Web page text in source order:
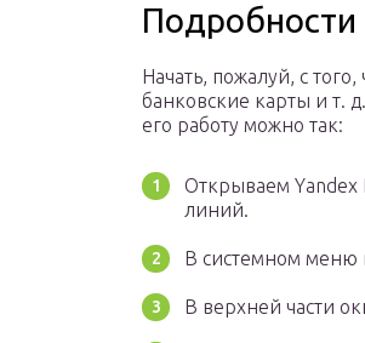
Подробности
Начать, пожалуй, с
банковские карты и т.
его работу можно так:
Открываем
линий.
В системном меню
В верхней части